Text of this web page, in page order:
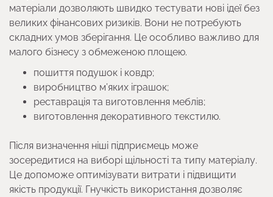
матеріали дозволяють швидко тестувати нові ідеї без
великих фінансових ризиків. Вони не потребують
складних умов зберігання. Це особливо важливо для
малого бізнесу з обмеженою площею.
пошиття подушок і ковдр;
виробництво м’яких іграшок;
реставрація та виготовлення меблів;
виготовлення декоративного текстилю.
Після визначення ніші підприємець може
зосередитися на виборі щільності та типу матеріалу.
Це допоможе оптимізувати витрати і підвищити
якість продукції. Гнучкість використання дозволяє